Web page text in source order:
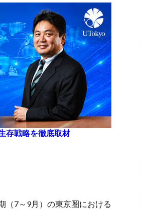
存戦略を徹底取材
（7～9月）の東京圏における